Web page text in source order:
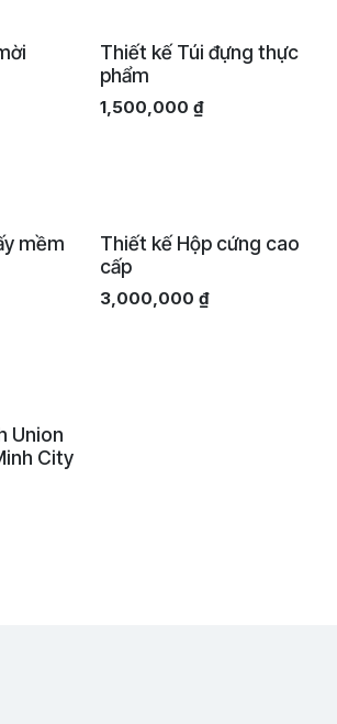
Thiết kế Túi đựng thực
phẩm
1,500,000 ₫
mềm
Thiết kế Hộp cứng cao
cấp
3,000,000 ₫
Union
City